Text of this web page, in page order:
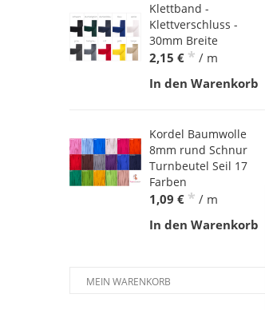
Klettband -
Klettverschluss -
30mm Breite
2,15 € * / m
In den Warenkorb
Kordel Baumwolle
8mm rund Schnur
Turnbeutel Seil 17
Farben
1,09 € * / m
In den Warenkorb
MEIN WARENKORB